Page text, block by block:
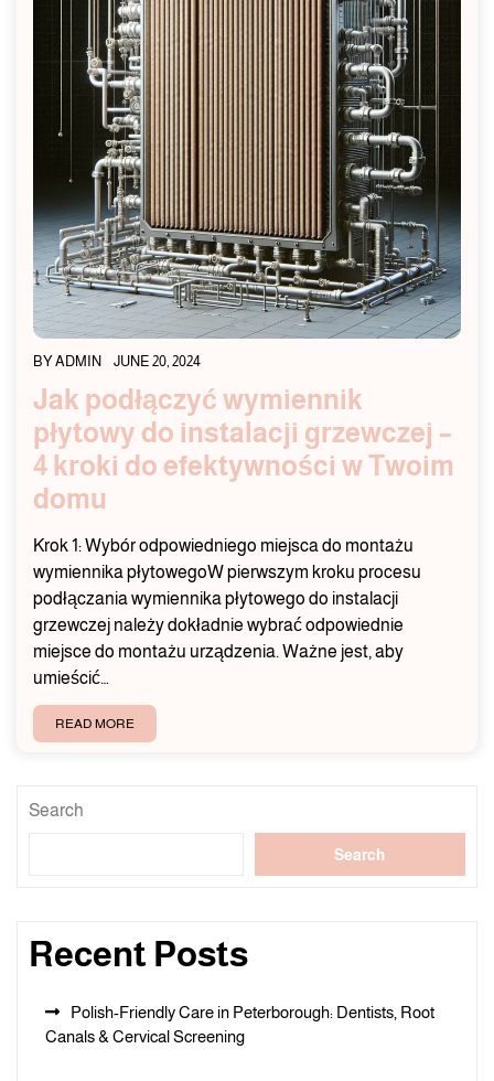
BYADMIN JUNE 20, 2024
Jak podłączyć wymiennik
płytowy do instalacji grzewczej –
4 kroki do efektywności w Twoim
domu
Krok 1: Wybór odpowiedniego miejsca do montażu
wymiennika płytowegoW pierwszym kroku procesu
podłączania wymiennika płytowego do instalacji
grzewczej należy dokładnie wybrać odpowiednie
miejsce do montażu urządzenia. Ważne jest, aby
umieścić…
READ MORE
Search
Search
Recent Posts
Polish-Friendly Care in Peterborough: Dentists, Root
Canals & Cervical Screening